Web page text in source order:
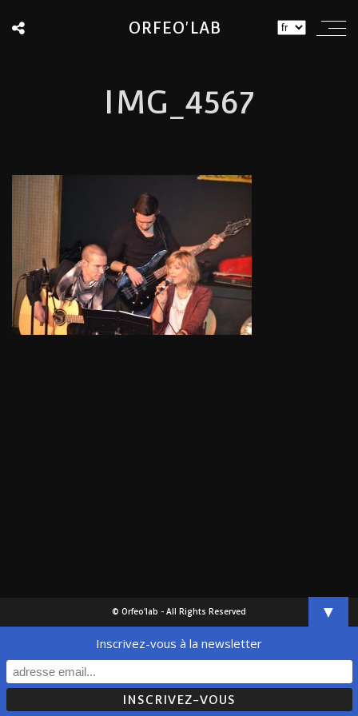
ORFEO'LAB
IMG_4567
© Orfeo'lab - All Rights Reserved ▼
Inscrivez-vous à la newsletter